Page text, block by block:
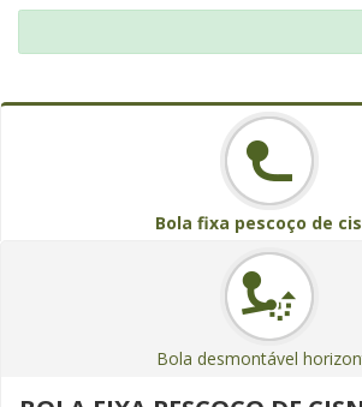
Bola fixa pescoço de
Bola desmontável